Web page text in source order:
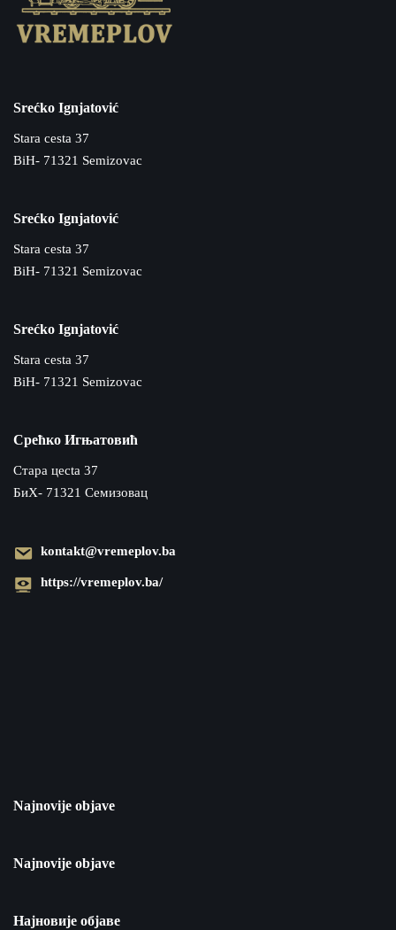
Srećko Ignjatović
Stara cesta 37
BiH- 71321 Semizovac
Srećko Ignjatović
Stara cesta 37
BiH- 71321 Semizovac
Srećko Ignjatović
Stara cesta 37
BiH- 71321 Semizovac
Срећко Игњатовић
Cтара цecta 37
БиХ- 71321 Семизовац
kontakt@vremeplov.ba
https://vremeplov.ba/
Najnovije objave
Najnovije objave
Најновије објаве